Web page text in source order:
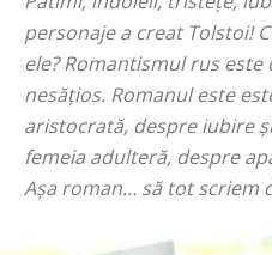
personaje a creat Tolstoi!
ele? Romantismul rus
nesățios. Romanul este
aristocrată, despre iubire
femeia adulteră, despre
Așa roman… să tot scriem